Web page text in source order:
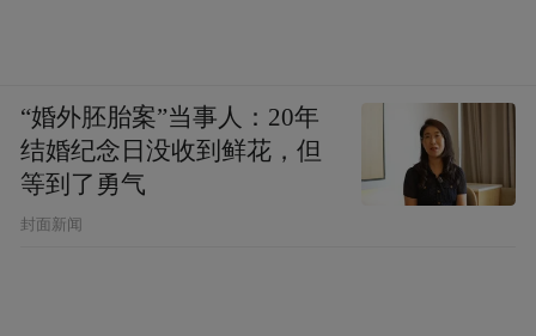
“婚外胚胎案”当事人：20年
结婚纪念日没收到鲜花，但
等到了勇气
封面新闻